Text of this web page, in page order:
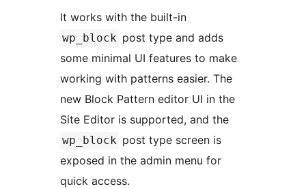
It works with the built-in
wp_block post type and adds
some minimal UI features to make
working with patterns easier. The
new Block Pattern editor UI in the
Site Editor is supported, and the
wp_block post type screen is
exposed in the admin menu for
quick access.